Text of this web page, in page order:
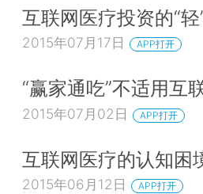
互联网医疗投资的“轻
2015年07月17日 APP打开
“赢家通吃”不适用互
2015年07月02日 APP打开
互联网医疗的认知困
2015年06月12日 APP打开